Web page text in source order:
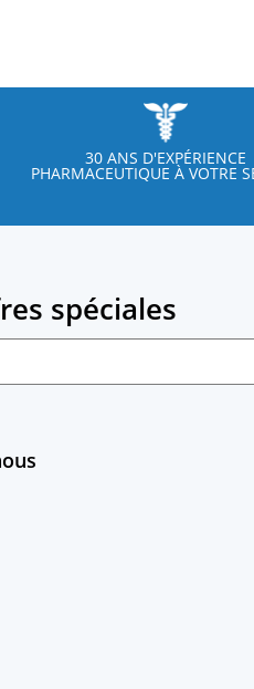
30 ANS D'EXPÉRIENCE
PHARMACEUTIQUE À VOTRE
spéciales